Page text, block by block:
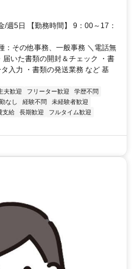
週5日 【勤務時間】 9：00～17：
：その他事務、一般事務 ＼電話無
いた書類の開封＆チェック ・書
入力 ・書類の発送業務 など 基
夫歓迎 フリーター歓迎
学歴不問
なし 経験不問
未経験者歓迎
支給 長期歓迎
フルタイム歓迎